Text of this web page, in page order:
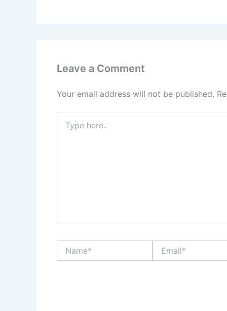
Leave a Comment
Your email address will not be published.
here..